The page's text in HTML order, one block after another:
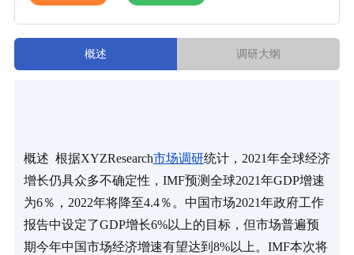
概述 调研大纲
概述  根据XYZResearch市场调研统计，2021年全球经济
增长仍具众多不确定性，IMF预测全球2021年GDP增速
为6％，2022年将降至4.4％。中国市场2021年政府工作
报告中设定了GDP增长6%以上的目标，但市场普遍预
期今年中国市场经济增速有望达到8%以上。IMF本次将